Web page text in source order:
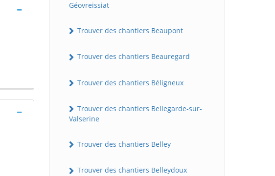
Géovreissiat
Trouver des chantiers Beaupont
Trouver des chantiers Beauregard
Trouver des chantiers Béligneux
Trouver des chantiers Bellegarde-sur-
Valserine
Trouver des chantiers Belley
Trouver des chantiers Belleydoux